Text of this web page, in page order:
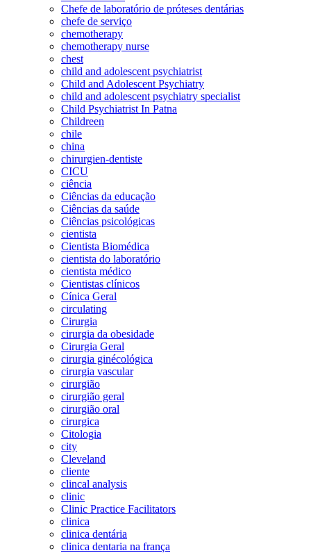
Chefe de laboratório de próteses dentárias
chefe de serviço
chemotherapy
chemotherapy nurse
chest
child and adolescent psychiatrist
Child and Adolescent Psychiatry
child and adolescent psychiatry specialist
Child Psychiatrist In Patna
Childreen
chile
china
chirurgien-dentiste
CICU
ciência
Ciências da educação
Ciências da saúde
Ciências psicológicas
cientista
Cientista Biomédica
cientista do laboratório
cientista médico
Cientistas clínicos
Cínica Geral
circulating
Cirurgia
cirurgia da obesidade
Cirurgia Geral
cirurgia ginécológica
cirurgia vascular
cirurgião
cirurgião geral
cirurgião oral
cirurgica
Citologia
city
Cleveland
cliente
clincal analysis
clinic
Clinic Practice Facilitators
clinica
clinica dentária
clinica dentaria na frança